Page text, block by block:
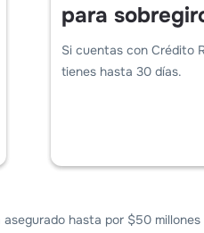
para
Si cuentas con Crédito
tienes hasta 30 días.
asegurado hasta por $50